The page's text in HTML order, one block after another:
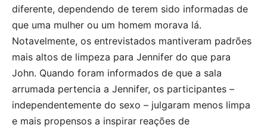
diferente, dependendo de terem sido informadas de
que uma mulher ou um homem morava lá.
Notavelmente, os entrevistados mantiveram padrões
mais altos de limpeza para Jennifer do que para
John. Quando foram informados de que a sala
arrumada pertencia a Jennifer, os participantes –
independentemente do sexo – julgaram menos limpa
e mais propensos a inspirar reações de